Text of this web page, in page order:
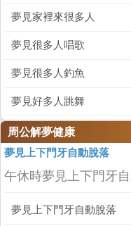
夢見家裡來很多人
夢見很多人唱歌
夢見很多人釣魚
夢見好多人跳舞
周公解夢健康
夢見上下門牙自動脫落
午休時夢見上下門牙
夢見上下門牙自動脫落